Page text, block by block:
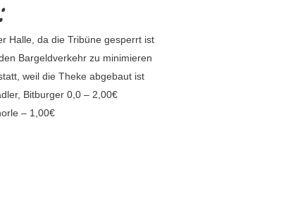
Halle, da die Tribüne gesperrt ist
Bargeldverkehr zu minimieren
weil die Theke abgebaut ist
Bitburger 0,0 – 2,00€
– 1,00€